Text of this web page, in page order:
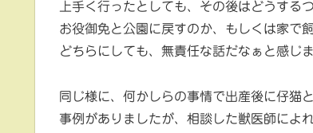
上手く行ったとしても、その後はどうする
お役御免と公園に戻すのか、もしくは家で
どちらにしても、無責任な話だなぁと感じま
同じ様に、何かしらの事情で出産後に仔猫
事例がありましたが、相談した獣医師によ